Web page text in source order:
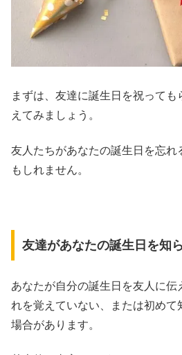
まずは、友達に誕生日を祝って
えてみましょう。
友人たちがあなたの誕生日を忘れ
もしれません。
友達があなたの誕生日を知
あなたが自分の誕生日を友人に伝
れを覚えていない、または初めて
場合があります。